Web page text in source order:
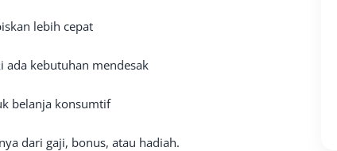
lebih cepat
ada kebutuhan mendesak
belanja konsumtif
dari gaji, bonus, atau hadiah.